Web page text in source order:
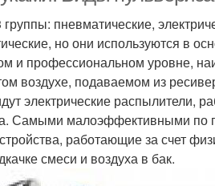
пневматические,
но они используются в
и профессиональном уровне,
воздухе, подаваемом из
электрические распылители,
Самыми малоэффективными по
работающие за счет
смеси и воздуха в бак.